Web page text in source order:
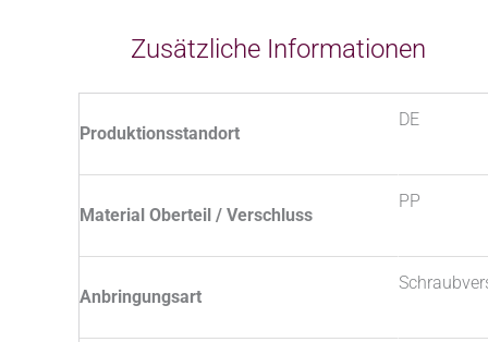
Zusätzliche Informationen
Produktionsstandort
DE
Material Oberteil / Verschluss
PP
Anbringungsart